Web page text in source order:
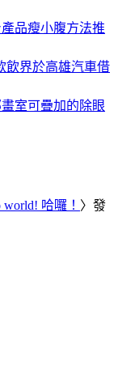
品瘦小腹方法推
飲界於高雄汽車借
室可疊加的除眼
world! 哈囉！ 〉發